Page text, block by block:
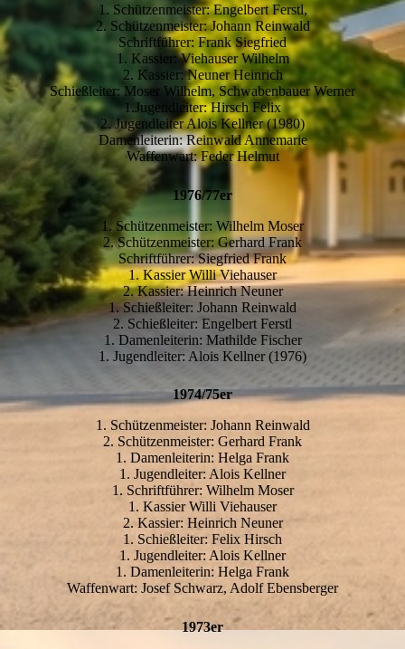
1. Schützenmeister: Engelbert Ferstl,
2. Schützenmeister: Johann Reinwald
Schriftführer: Frank Siegfried
1. Kassier: Viehauser Wilhelm
2. Kassier: Neuner Heinrich
Schießleiter: Moser Wilhelm, Schwabenbauer Werner
1.Jugendleiter: Hirsch Felix
2. Jugendleiter Alois Kellner (1980)
Damenleiterin: Reinwald Annemarie
Waffenwart: Feder Helmut
1976/77er
1. Schützenmeister: Wilhelm Moser
2. Schützenmeister: Gerhard Frank
Schriftführer: Siegfried Frank
1. Kassier Willi Viehauser
2. Kassier: Heinrich Neuner
1. Schießleiter: Johann Reinwald
2. Schießleiter: Engelbert Ferstl
1. Damenleiterin: Mathilde Fischer
1. Jugendleiter: Alois Kellner (1976)
1974/75er
1. Schützenmeister: Johann Reinwald
2. Schützenmeister: Gerhard Frank
1. Damenleiterin: Helga Frank
1. Jugendleiter: Alois Kellner
1. Schriftführer: Wilhelm Moser
1. Kassier Willi Viehauser
2. Kassier: Heinrich Neuner
1. Schießleiter: Felix Hirsch
1. Jugendleiter: Alois Kellner
1. Damenleiterin: Helga Frank
Waffenwart: Josef Schwarz, Adolf Ebensberger
1973er